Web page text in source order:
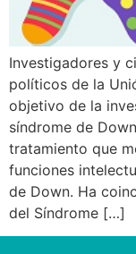
Investigadores y
políticos de la
objetivo de la
síndrome de
tratamiento que
funciones
de Down. Ha
del Síndrome […]